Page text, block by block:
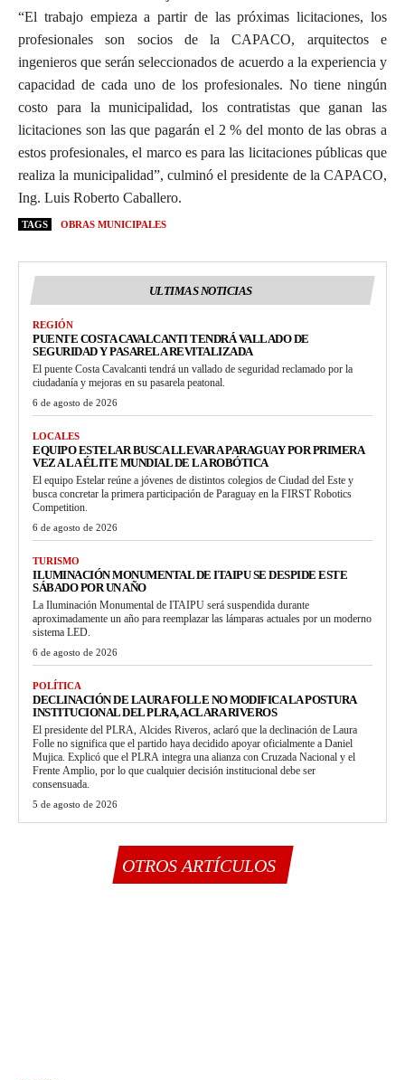
“El trabajo empieza a partir de las próximas licitaciones, los
profesionales son socios de la CAPACO, arquitectos e
ingenieros que serán seleccionados de acuerdo a la experiencia y
capacidad de cada uno de los profesionales. No tiene ningún
costo para la municipalidad, los contratistas que ganan las
licitaciones son las que pagarán el 2 % del monto de las obras a
estos profesionales, el marco es para las licitaciones públicas que
realiza la municipalidad”, culminó el presidente de la CAPACO,
Ing. Luis Roberto Caballero.
TAGS OBRAS MUNICIPALES
ULTIMAS NOTICIAS
REGIÓN
PUENTE COSTA CAVALCANTI TENDRÁ VALLADO DE
SEGURIDAD Y PASARELA REVITALIZADA
El puente Costa Cavalcanti tendrá un vallado de seguridad reclamado por la
ciudadanía y mejoras en su pasarela peatonal.
6 de agosto de 2026
LOCALES
EQUIPO ESTELAR BUSCA LLEVAR A PARAGUAY POR PRIMERA
VEZ A LA ÉLITE MUNDIAL DE LA ROBÓTICA
El equipo Estelar reúne a jóvenes de distintos colegios de Ciudad del Este y
busca concretar la primera participación de Paraguay en la FIRST Robotics
Competition.
6 de agosto de 2026
TURISMO
ILUMINACIÓN MONUMENTAL DE ITAIPU SE DESPIDE ESTE
SÁBADO POR UN AÑO
La Iluminación Monumental de ITAIPU será suspendida durante
aproximadamente un año para reemplazar las lámparas actuales por un moderno
sistema LED.
6 de agosto de 2026
POLÍTICA
DECLINACIÓN DE LAURA FOLLE NO MODIFICA LA POSTURA
INSTITUCIONAL DEL PLRA, ACLARA RIVEROS
El presidente del PLRA, Alcides Riveros, aclaró que la declinación de Laura
Folle no significa que el partido haya decidido apoyar oficialmente a Daniel
Mujica. Explicó que el PLRA integra una alianza con Cruzada Nacional y el
Frente Amplio, por lo que cualquier decisión institucional debe ser
consensuada.
5 de agosto de 2026
OTROS ARTÍCULOS